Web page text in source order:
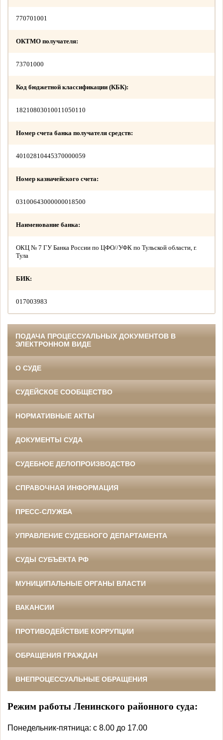
770701001
ОКТМО получателя:
73701000
Код бюджетной классификации (КБК):
18210803010011050110
Номер счета банка получателя средств:
40102810445370000059
Номер казначейского счета:
03100643000000018500
Наименование банка:
ОКЦ № 7 ГУ Банка России по ЦФО//УФК по Тульской области, г.
Тула
БИК:
017003983
ПОДАЧА ПРОЦЕССУАЛЬНЫХ ДОКУМЕНТОВ В
ЭЛЕКТРОННОМ ВИДЕ
О СУДЕ
СУДЕЙСКОЕ СООБЩЕСТВО
НОРМАТИВНЫЕ АКТЫ
ДОКУМЕНТЫ СУДА
СУДЕБНОЕ ДЕЛОПРОИЗВОДСТВО
СПРАВОЧНАЯ ИНФОРМАЦИЯ
ПРЕСС-СЛУЖБА
УПРАВЛЕНИЕ СУДЕБНОГО ДЕПАРТАМЕНТА
СУДЫ СУБЪЕКТА РФ
МУНИЦИПАЛЬНЫЕ ОРГАНЫ ВЛАСТИ
ВАКАНСИИ
ПРОТИВОДЕЙСТВИЕ КОРРУПЦИИ
ОБРАЩЕНИЯ ГРАЖДАН
ВНЕПРОЦЕССУАЛЬНЫЕ ОБРАЩЕНИЯ
Режим работы Ленинского районного суда:
Понедельник-пятница: с 8.00 до 17.00